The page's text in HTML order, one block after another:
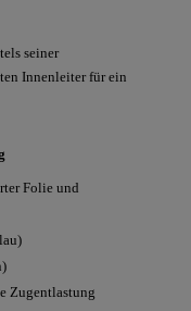
seiner
Innenleiter für ein
Folie und
Zugentlastung